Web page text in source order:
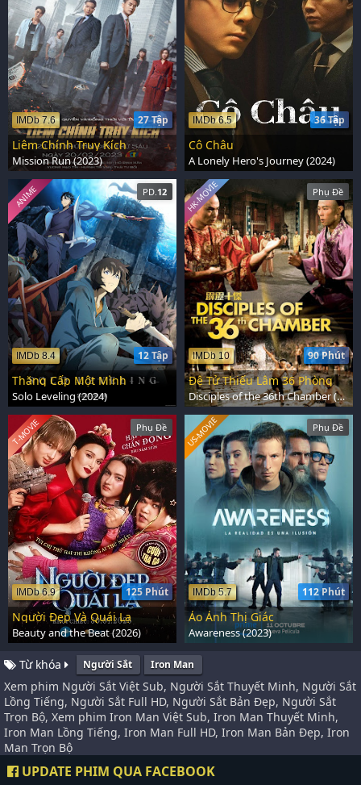
27 Tập
IMDb 7.6
Liêm Chính Truy Kích
Mission Run (2023)
36 Tập
IMDb 6.5
Cô Châu
A Lonely Hero's Journey (2024)
PD.12
12 Tập
IMDb 8.4
ANIME
Thăng Cấp Một Mình
Solo Leveling (2024)
Phụ Đề
90 Phút
IMDb 10
HK-MOVIE
Đệ Tử Thiếu Lâm 36 Phòng
Disciples of the 36th Chamber (1985)
Phụ Đề
125 Phút
IMDb 6.9
T-MOVIE
Người Đẹp Và Quái Lạ
Beauty and the Beat (2026)
Phụ Đề
112 Phút
IMDb 5.7
US-MOVIE
Ảo Ảnh Thị Giác
Awareness (2023)
Từ khóa Người Sắt Iron Man
Xem phim Người Sắt Việt Sub, Người Sắt Thuyết Minh, Người Sắt
Lồng Tiếng, Người Sắt Full HD, Người Sắt Bản Đẹp, Người Sắt
Trọn Bộ, Xem phim Iron Man Việt Sub, Iron Man Thuyết Minh,
Iron Man Lồng Tiếng, Iron Man Full HD, Iron Man Bản Đẹp, Iron
Man Trọn Bộ
UPDATE PHIM QUA FACEBOOK